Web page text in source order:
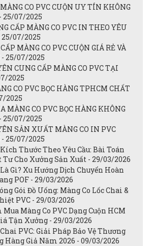
CO PVC CUỘN UY TÍN KHÔNG
25/07/2025
CẤP MÀNG CO PVC IN THEO YÊU
07/2025
MÀNG CO PVC CUỘN GIÁ RẺ VÀ
- 25/07/2025
CUNG CẤP MÀNG CO PVC TẠI
2025
CO PVC BỌC HÀNG TPHCM CHẤT
2025
MÀNG CO PVC BỌC HÀNG KHÔNG
25/07/2025
SẢN XUẤT MÀNG CO IN PVC
- 25/07/2025
Thước Theo Yêu Cầu: Bài Toán
Cho Xưởng Sản Xuất - 29/03/2026
Gì? Xu Hướng Dịch Chuyển Hoàn
POF - 29/03/2026
Gói Đồ Uống: Màng Co Lốc Chai &
PVC - 29/03/2026
Màng Co PVC Dạng Cuộn HCM
Tận Xưởng - 29/03/2026
PVC: Giải Pháp Bảo Vệ Thương
Hàng Giả Năm 2026 - 09/03/2026